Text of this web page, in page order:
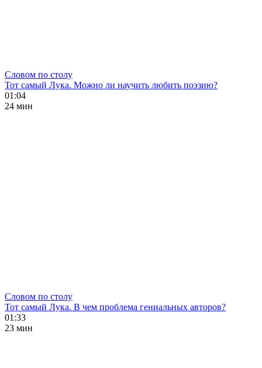
Словом по столу
Тот самый Лука. Можно ли научить любить поэзию?
01:04
24 мин
Словом по столу
Тот самый Лука. В чем проблема гениальных авторов?
01:33
23 мин